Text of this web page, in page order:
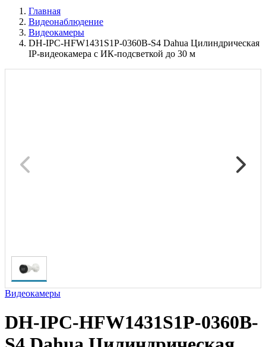
Главная
Видеонаблюдение
Видеокамеры
DH-IPC-HFW1431S1P-0360B-S4 Dahua Цилиндрическая
IP-видеокамера с ИК-подсветкой до 30 м
Видеокамеры
DH-IPC-HFW1431S1P-0360B-